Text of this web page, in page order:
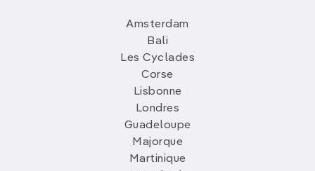
Amsterdam
Bali
Les Cyclades
Corse
Lisbonne
Londres
Guadeloupe
Majorque
Martinique